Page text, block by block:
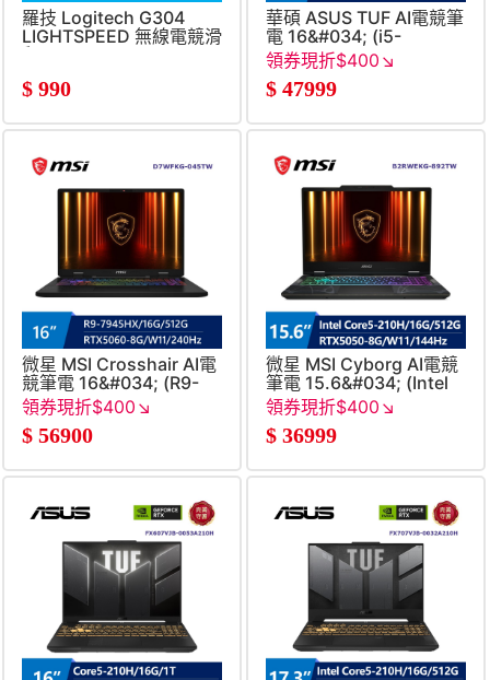
羅技 Logitech G304
LIGHTSPEED 無線電競滑
$ 990
華碩 ASUS TUF AI電競筆
電 16&#034; (i5-
RTX 5060-
8G&#47;W11)
領券現折$400↘
$ 47999
微星 MSI Crosshair AI電
競筆電 16&#034; (R9-
7945HX&#47;16G&#47;512G&#47;RTX5060-
8G&#47;W11)
領券現折$400↘
$ 56900
微星 MSI Cyborg AI電競
筆電 15.6&#034; (Intel
Core5-
8G&#47;W11)
領券現折$400↘
$ 36999